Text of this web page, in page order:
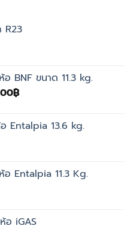
R23
BNF ขนาด 11.3 kg.
฿.
฿Current
3,350.00฿.
Entalpia 13.6 kg.
Entalpia 11.3 Kg.
อ iGAS